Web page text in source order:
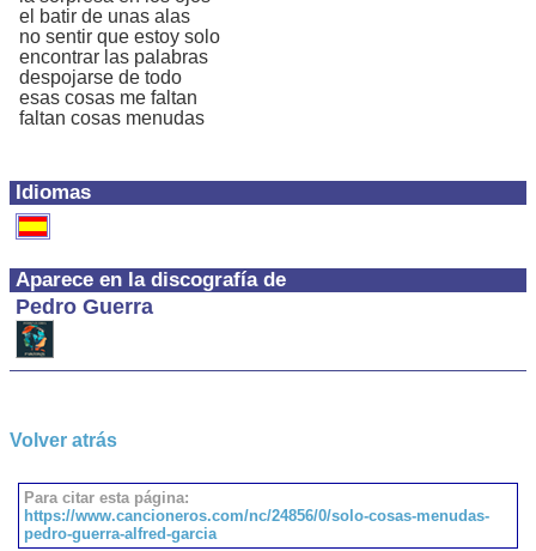
Idiomas
Aparece en la discografía de
Pedro Guerra
el batir de unas alas
no sentir que estoy solo
encontrar las palabras
despojarse de todo
esas cosas me faltan
faltan cosas menudas
Volver atrás
Para citar esta página:
https://www.cancioneros.com/nc/24856/0/solo-cosas-menudas-
pedro-guerra-alfred-garcia